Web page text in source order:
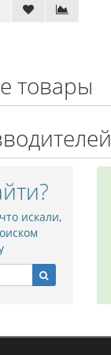
товары
искали,